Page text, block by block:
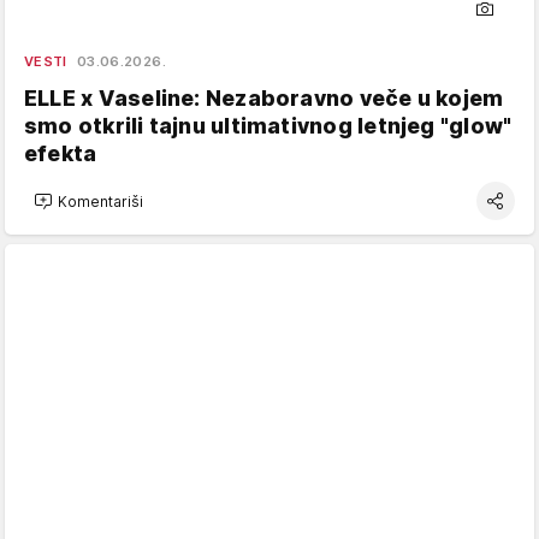
VESTI 03.06.2026.
ELLE x Vaseline: Nezaboravno veče u kojem
smo otkrili tajnu ultimativnog letnjeg "glow"
efekta
Komentariši